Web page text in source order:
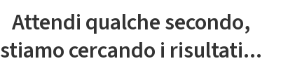
Attendi qualche secondo,
stiamo cercando i risultati...